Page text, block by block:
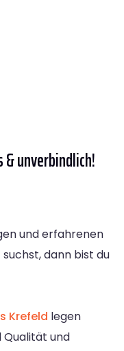
unverbindlich!
und erfahrenen
suchst, dann bist du
Krefeld legen
und